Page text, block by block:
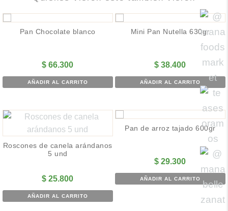
Pan Chocolate blanco
$ 66.300
AÑADIR AL CARRITO
Mini Pan Nutella 630gr
$ 38.400
AÑADIR AL CARRITO
Roscones de canela arándanos
5 und
$ 25.800
AÑADIR AL CARRITO
Pan de arroz tajado 600gr
$ 29.300
AÑADIR AL CARRITO